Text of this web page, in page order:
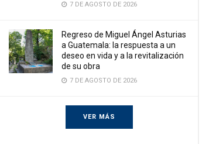
7 DE AGOSTO DE 2026
Regreso de Miguel Ángel Asturias
a Guatemala: la respuesta a un
deseo en vida y a la revitalización
de su obra
7 DE AGOSTO DE 2026
VER MÁS